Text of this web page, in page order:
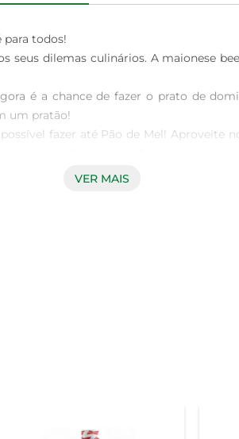
para todos!
seus dilemas culinários. A maionese
é a chance de fazer o prato de
um pratão!
fazer até Pão de Mel! Aproveite
VER MAIS